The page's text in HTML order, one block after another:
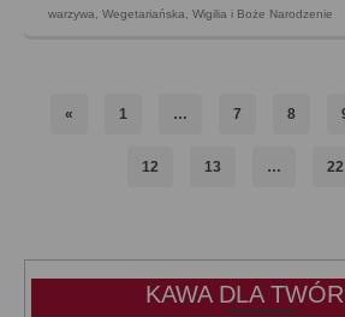
warzywa, Wegetariańska, Wigilia i Boże Narodzenie
« 1 … 7 8
12 13 … 22
KAWA DLA